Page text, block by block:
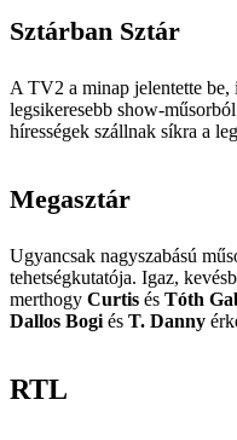
Sztárban Sztár
A TV2 a minap jelentette be,
legsikeresebb show-
hírességek szállnak síkra a
Megasztár
Ugyancsak nagyszabású
tehetségkutatója. Igaz,
merthogy Curtis és Tóth
Dallos Bogiés T. Danny
RTL